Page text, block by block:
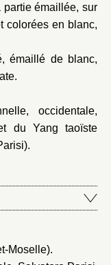
partie émaillée, sur
colorées en blanc,
émaillé de blanc,
occidentale,
du Yang taoïste
Moselle).